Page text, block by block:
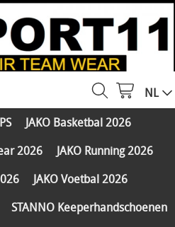
NL
JAKO Basketbal 2026
2026
JAKO Running 2026
JAKO Voetbal 2026
STANNO Keeperhandschoenen